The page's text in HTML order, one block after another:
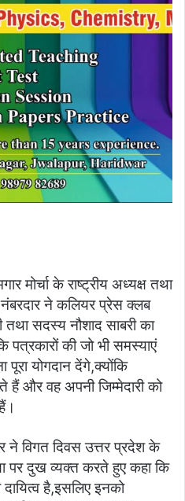
मोर्चा के राष्ट्रीय अध्यक्ष तथा
नंबरदार ने कलियर प्रेस क्लब
तथा सदस्य नौशाद साबरी का
पत्रकारों की जो भी समस्याएं
योगदान देंगे,क्योंकि
हैं और वह अपनी जिम्मेदारी को
ने विगत दिवस उत्तर प्रदेश के
पर दुख व्यक्त करते हुए कहा कि
है,इसलिए इनको